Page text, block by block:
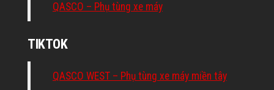
QASCO – Phụ tùng xe máy
TIKTOK
QASCO WEST – Phụ tùng xe máy miền tây